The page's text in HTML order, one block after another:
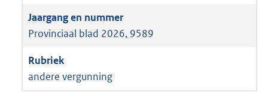
Provinciaal blad 2026, 9589
andere vergunning